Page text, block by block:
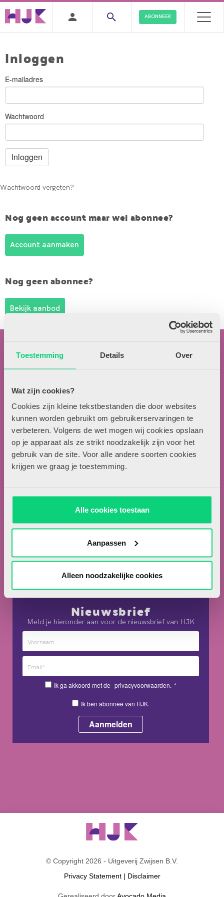
Toestemming Details Over
Wat zijn cookies?
Cookies zijn kleine tekstbestanden die door websites
kunnen worden gebruikt om gebruikerservaringen te
verbeteren. Volgens de wet mogen wij cookies opslaan
op je apparaat als ze strikt noodzakelijk zijn voor het
gebruik van de site. Voor alle andere soorten cookies
krijgen we graag je toestemming.
Alle cookies toestaan
Aanpassen
Alleen noodzakelijke cookies
ABONNEER
Inloggen
E-mailadres
Wachtwoord
Wachtwoord vergeten?
Nog geen account maar wel abonnee?
Account aanmaken
Nog geen abonnee?
Bekijk aanbod
Nieuwsbrief
Meld je hieronder aan voor de nieuwsbrief van HJK
Ik ga akkoord met de privacyvoorwaarden. *
Ik ben abonnee van HJK.
Over HJK
Artikel insturen
Adverteren in HJK
Contact
Contactgegevens
Uitgeverij Zwijsen
T.a.v. redactie HJK
Locomotiefboulevard 101
5041 SE Tilburg
© Copyright 2026 - Uitgeverij Zwijsen B.V.
Privacy Statement| Disclaimer